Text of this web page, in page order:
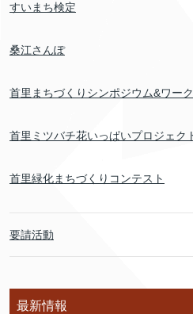
すいまち検定
桑江さんぽ
首里まちづくりシンポジウム&ワー
首里ミツバチ花いっぱいプロジェク
首里緑化まちづくりコンテスト
要請活動
最新情報